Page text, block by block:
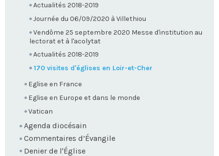
Actualités 2018-2019
Journée du 06/09/2020 à Villethiou
Vendôme 25 septembre 2020 Messe d'institution au
lectorat et à l'acolytat
Actualités 2018-2019
170 visites d'églises en Loir-et-Cher
Eglise en France
Eglise en Europe et dans le monde
Vatican
Agenda diocésain
Commentaires d’Évangile
Denier de l'Église